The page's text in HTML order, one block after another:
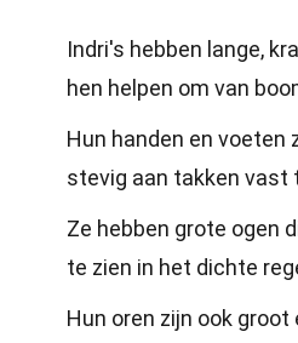
Indri's hebben lange,
hen helpen om van
Hun handen en voeten
stevig aan takken vast
Ze hebben grote ogen
te zien in het dichte
Hun oren zijn ook groot